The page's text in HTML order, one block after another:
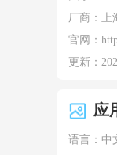
厂商：上
官网：
更新：
应
语言：中